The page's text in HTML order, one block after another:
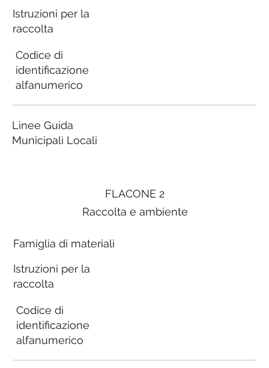
FLACONE 2
Raccolta e ambiente
Famiglia di materiali
Istruzioni per la
raccolta
Codice di
identificazione
alfanumerico
Istruzioni per la
raccolta
Codice di
identificazione
alfanumerico
Linee Guida
Municipali Locali